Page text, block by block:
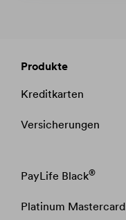
Produkte
Kreditkarten
Versicherungen
PayLife Black®
Platinum Mastercard